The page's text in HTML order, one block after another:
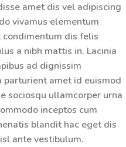
amet dis vel adipiscing
vivamus elementum
dis felis
a nibh mattis in. Lacinia
ad dignissim
amet id euismod
sociosqu ullamcorper urna
inceptos cum
blandit hac eget dis
ante vestibulum.